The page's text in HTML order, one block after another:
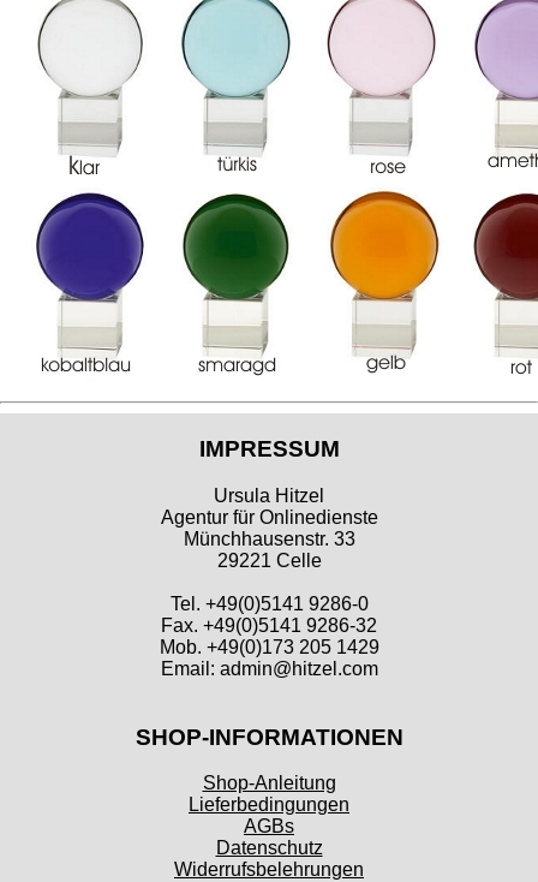
IMPRESSUM
Ursula Hitzel
Agentur für Onlinedienste
Münchhausenstr. 33
29221 Celle
Tel. +49(0)5141 9286-0
Fax. +49(0)5141 9286-32
Mob. +49(0)173 205 1429
Email: admin@hitzel.com
SHOP-INFORMATIONEN
Shop-Anleitung
Lieferbedingungen
AGBs
Datenschutz
Widerrufsbelehrungen